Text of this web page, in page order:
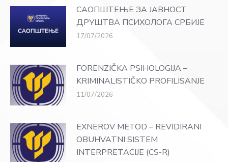
САОПШТЕЊЕ ЗА ЈАВНОСТ
ДРУШТВА ПСИХОЛОГА СРБИЈЕ
17/07/2026
FORENZIČKA PSIHOLOGIJA –
KRIMINALISTIČKO PROFILISANJE
11/07/2026
EXNEROV METOD – REVIDIRANI
OBUHVATNI SISTEM
INTERPRETACIJE (CS-R)